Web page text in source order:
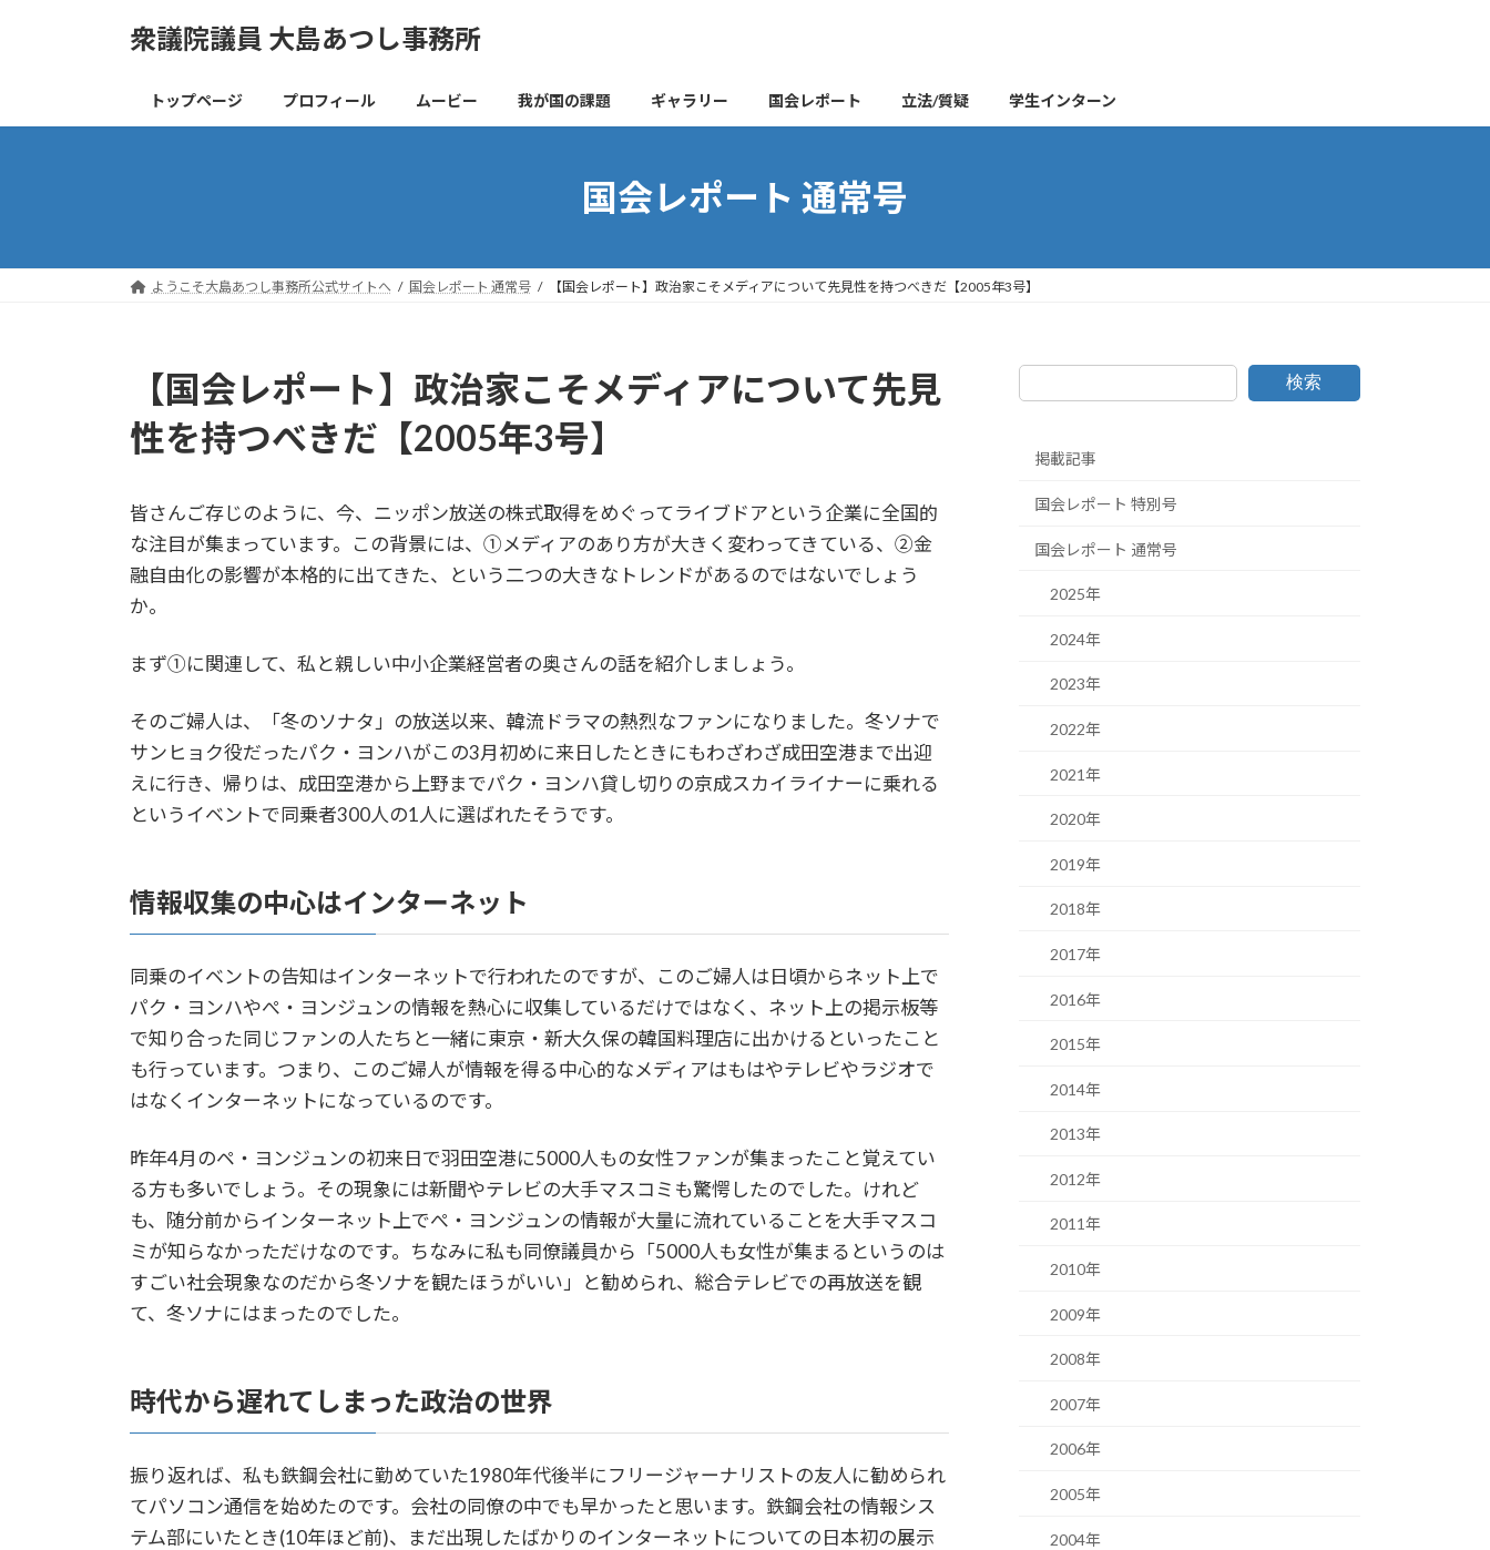
衆議院議員 大島あつし事務所
トップページ プロフィール ムービー 我が国の課題 ギャラリー 国会レポート 立法/質疑 学生インターン
国会レポート 通常号
ようこそ大島あつし事務所公式サイトへ 国会レポート 通常号 【国会レポート】政治家こそメディアについて先見性を持つべきだ【2005年3号】
【国会レポート】政治家こそメディアについて先見
性を持つべきだ【2005年3号】
皆さんご存じのように、今、ニッポン放送の株式取得をめぐってライブドアという企業に全国的
な注目が集まっています。この背景には、①メディアのあり方が大きく変わってきている、②金
融自由化の影響が本格的に出てきた、という二つの大きなトレンドがあるのではないでしょう
か。
まず①に関連して、私と親しい中小企業経営者の奥さんの話を紹介しましょう。
そのご婦人は、「冬のソナタ」の放送以来、韓流ドラマの熱烈なファンになりました。冬ソナで
サンヒョク役だったパク・ヨンハがこの3月初めに来日したときにもわざわざ成田空港まで出迎
えに行き、帰りは、成田空港から上野までパク・ヨンハ貸し切りの京成スカイライナーに乗れる
というイベントで同乗者300人の1人に選ばれたそうです。
情報収集の中心はインターネット
同乗のイベントの告知はインターネットで行われたのですが、このご婦人は日頃からネット上で
パク・ヨンハやぺ・ヨンジュンの情報を熱心に収集しているだけではなく、ネット上の掲示板等
で知り合った同じファンの人たちと一緒に東京・新大久保の韓国料理店に出かけるといったこと
も行っています。つまり、このご婦人が情報を得る中心的なメディアはもはやテレビやラジオで
はなくインターネットになっているのです。
昨年4月のペ・ヨンジュンの初来日で羽田空港に5000人もの女性ファンが集まったこと覚えてい
る方も多いでしょう。その現象には新聞やテレビの大手マスコミも驚愕したのでした。けれど
も、随分前からインターネット上でぺ・ヨンジュンの情報が大量に流れていることを大手マスコ
ミが知らなかっただけなのです。ちなみに私も同僚議員から「5000人も女性が集まるというのは
すごい社会現象なのだから冬ソナを観たほうがいい」と勧められ、総合テレビでの再放送を観
て、冬ソナにはまったのでした。
時代から遅れてしまった政治の世界
振り返れば、私も鉄鋼会社に勤めていた1980年代後半にフリージャーナリストの友人に勧められ
てパソコン通信を始めたのです。会社の同僚の中でも早かったと思います。鉄鋼会社の情報シス
テム部にいたとき(10年ほど前)、まだ出現したばかりのインターネットについての日本初の展示
検索
掲載記事
国会レポート 特別号
国会レポート 通常号
2025年
2024年
2023年
2022年
2021年
2020年
2019年
2018年
2017年
2016年
2015年
2014年
2013年
2012年
2011年
2010年
2009年
2008年
2007年
2006年
2005年
2004年